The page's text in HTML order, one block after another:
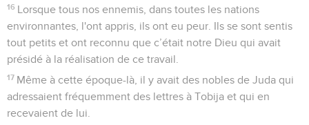
16 Lorsque tous nos ennemis, dans toutes les nations
environnantes, l'ont appris, ils ont eu peur. Ils se sont sentis
tout petits et ont reconnu que c’était notre Dieu qui avait
présidé à la réalisation de ce travail.
17 Même à cette époque-là, il y avait des nobles de Juda qui
adressaient fréquemment des lettres à Tobija et qui en
recevaient de lui.